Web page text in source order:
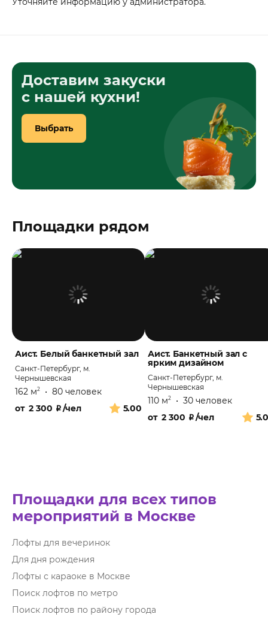
Доставим закуски
с нашей кухни!
Выбрать
Площадки рядом
Аист. Белый банкетный зал
Санкт-Петербург, м.
Чернышевская
162 м2 • 80 человек
5.00
от2 300 ₽/чел
Аист. Банкетный зал с
ярким дизайном
Санкт-Петербург, м.
Чернышевская
110 м2 • 30 человек
от2 300 ₽/чел
Площадки для всех типов
мероприятий в Москве
Лофты для вечеринок
Для дня рождения
Лофты с караоке в Москве
Поиск лофтов по метро
Поиск лофтов по району города